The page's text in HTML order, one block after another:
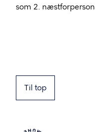
som 2.
Til top